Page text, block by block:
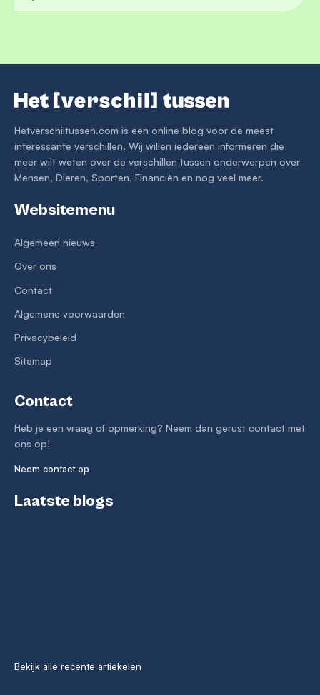
Hetverschiltussen.com is een online blog voor de meest
interessante verschillen. Wij willen iedereen informeren die
meer wilt weten over de verschillen tussen onderwerpen over
Mensen, Dieren, Sporten, Financiën en nog veel meer.
Websitemenu
Algemeen nieuws
Over ons
Contact
Algemene voorwaarden
Privacybeleid
Sitemap
Contact
Heb je een vraag of opmerking? Neem dan gerust contact met
ons op!
Neem contact op
Laatste blogs
Bekijk alle recente artiekelen